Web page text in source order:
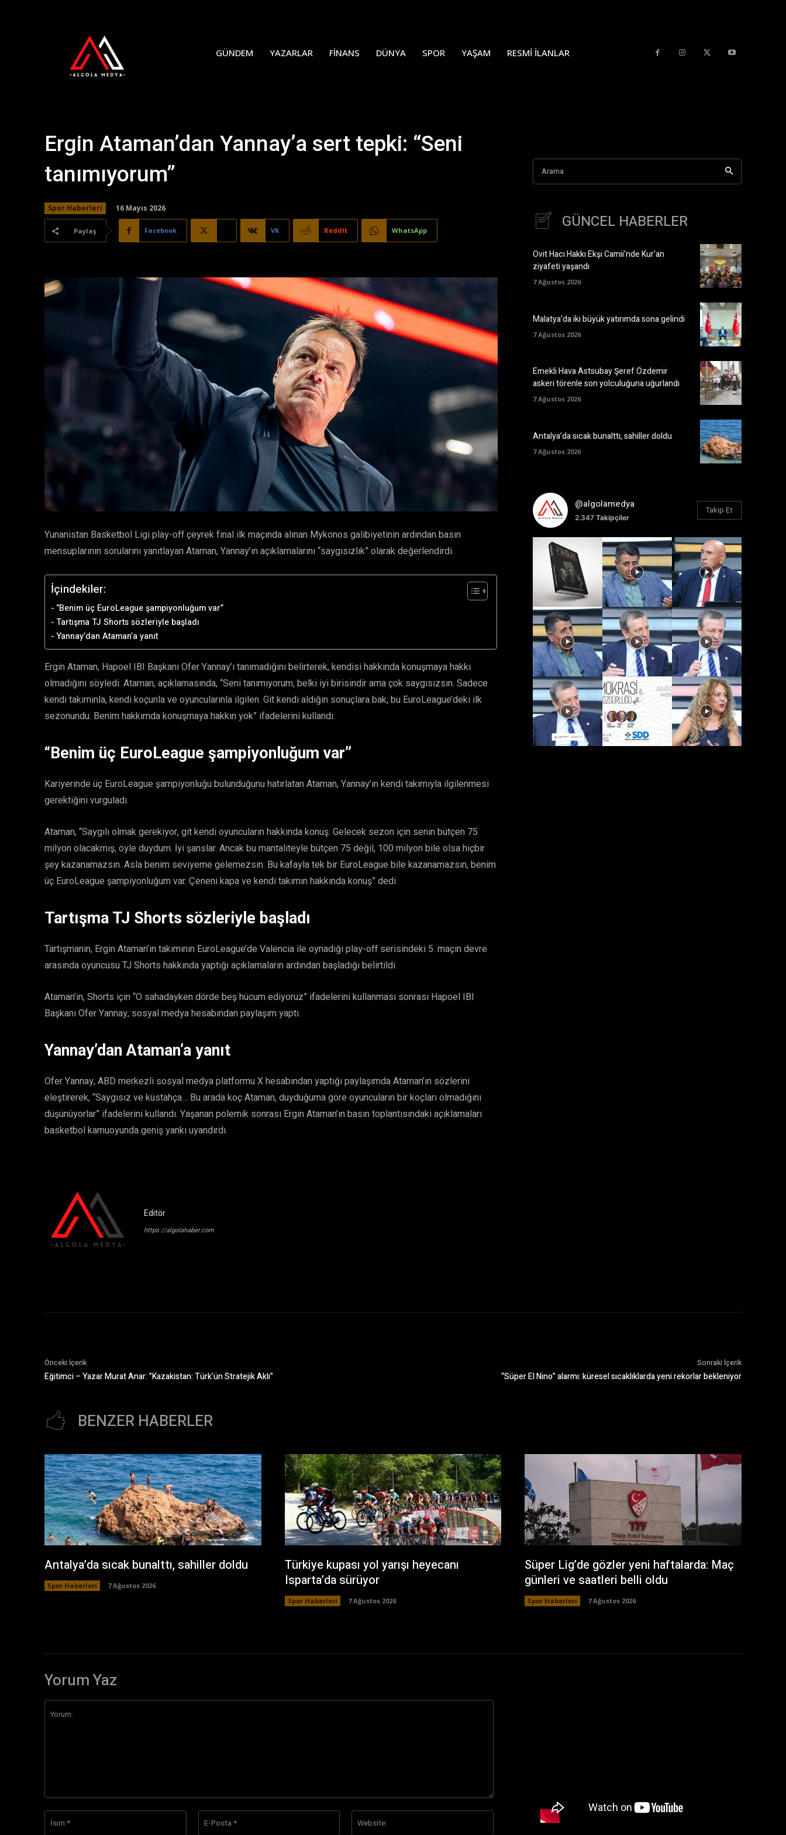
GÜNDEM YAZARLAR FINANS DÜNYA SPOR YAŞAM RESMI İLANLAR
Ergin Ataman’dan Yannay’a sert tepki: “Seni
tanımıyorum”
Spor Haberleri 16 Mayıs 2026
Paylaş Facebook VK ReddIt WhatsApp
Yunanistan Basketbol Ligi play-off çeyrek final ilk maçında alınan Mykonos galibiyetinin ardından basın
mensuplarının sorularını yanıtlayan Ataman, Yannay’ın açıklamalarını “saygısızlık” olarak değerlendirdi.
İçindekiler:
“Benim üç EuroLeague şampiyonluğum var”
Tartışma TJ Shorts sözleriyle başladı
Yannay’dan Ataman’a yanıt
Ergin Ataman, Hapoel IBI Başkanı Ofer Yannay’ı tanımadığını belirterek, kendisi hakkında konuşmaya hakkı
olmadığını söyledi. Ataman, açıklamasında, “Seni tanımıyorum, belki iyi birisindir ama çok saygısızsın. Sadece
kendi takımınla, kendi koçunla ve oyuncularınla ilgilen. Git kendi aldığın sonuçlara bak, bu EuroLeague’deki ilk
sezonundu. Benim hakkımda konuşmaya hakkın yok” ifadelerini kullandı.
“Benim üç EuroLeague şampiyonluğum var”
Kariyerinde üç EuroLeague şampiyonluğu bulunduğunu hatırlatan Ataman, Yannay’ın kendi takımıyla ilgilenmesi
gerektiğini vurguladı.
Ataman, “Saygılı olmak gerekiyor, git kendi oyuncuların hakkında konuş. Gelecek sezon için senin bütçen 75
milyon olacakmış, öyle duydum. İyi şanslar. Ancak bu mantaliteyle bütçen 75 değil, 100 milyon bile olsa hiçbir
şey kazanamazsın. Asla benim seviyeme gelemezsin. Bu kafayla tek bir EuroLeague bile kazanamazsın, benim
üç EuroLeague şampiyonluğum var. Çeneni kapa ve kendi takımın hakkında konuş” dedi.
Tartışma TJ Shorts sözleriyle başladı
Tartışmanın, Ergin Ataman’ın takımının EuroLeague’de Valencia ile oynadığı play-off serisindeki 5. maçın devre
arasında oyuncusu TJ Shorts hakkında yaptığı açıklamaların ardından başladığı belirtildi.
Ataman’ın, Shorts için “O sahadayken dörde beş hücum ediyoruz” ifadelerini kullanması sonrası Hapoel IBI
Başkanı Ofer Yannay, sosyal medya hesabından paylaşım yaptı.
Yannay’dan Ataman’a yanıt
Ofer Yannay, ABD merkezli sosyal medya platformu X hesabından yaptığı paylaşımda Ataman’ın sözlerini
eleştirerek, “Saygısız ve küstahça… Bu arada koç Ataman, duyduğuma göre oyuncuların bir koçları olmadığını
düşünüyorlar” ifadelerini kullandı. Yaşanan polemik sonrası Ergin Ataman’ın basın toplantısındaki açıklamaları
basketbol kamuoyunda geniş yankı uyandırdı.
Editör
https://algolahaber.com
Arama
GÜNCEL HABERLER
Ovit Hacı Hakkı Ekşi Camii’nde Kur’an
ziyafeti yaşandı
7 Ağustos 2026
Malatya’da iki büyük yatırımda sona gelindi
7 Ağustos 2026
Emekli Hava Astsubay Şeref Özdemir
askeri törenle son yolculuğuna uğurlandı
7 Ağustos 2026
Antalya’da sıcak bunalttı, sahiller doldu
7 Ağustos 2026
@algolamedya
2.347Takipçiler
Takip Et
Önceki İçerik
Eğitimci – Yazar Murat Anar: ”Kazakistan: Türk’ün Stratejik Aklı”
Sonraki İçerik
“Süper El Nino” alarmı: küresel sıcaklıklarda yeni rekorlar bekleniyor
BENZER HABERLER
Antalya’da sıcak bunalttı, sahiller doldu
Spor Haberleri 7 Ağustos 2026
Türkiye kupası yol yarışı heyecanı
Isparta’da sürüyor
Spor Haberleri 7 Ağustos 2026
Süper Lig’de gözler yeni haftalarda: Maç
günleri ve saatleri belli oldu
Spor Haberleri 7 Ağustos 2026
Yorum Yaz
Posta:*